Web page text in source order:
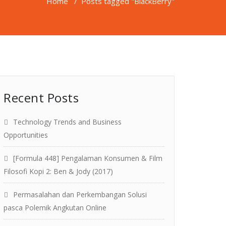
Recent Posts
Technology Trends and Business
Opportunities
[Formula 448] Pengalaman Konsumen & Film
Filosofi Kopi 2: Ben & Jody (2017)
Permasalahan dan Perkembangan Solusi
pasca Polemik Angkutan Online